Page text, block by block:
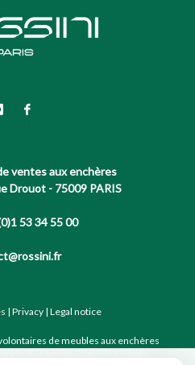
ventes aux enchères
Drouot - 75009 PARIS
53 34 55 00
| Privacy| Legal notice
de meubles aux enchères